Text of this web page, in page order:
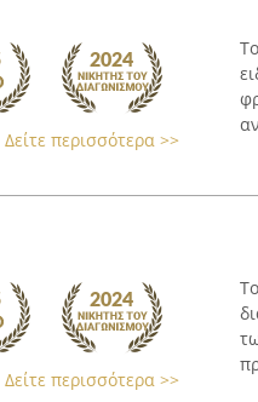
Δείτε περισσότερα >>
Δείτε περισσότερα >>